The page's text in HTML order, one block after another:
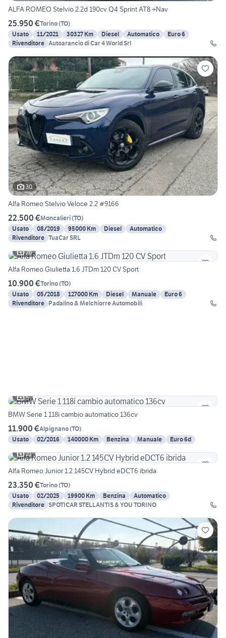
ALFA ROMEO Stelvio 2.2d 190cv Q4 Sprint AT8 +Nav
25.950 €Torino(TO)
Usato
11/2021 30327 Km Diesel Automatico
Euro 6
Rivenditore Autoarancio di Car 4 World Srl
30
Alfa Romeo Stelvio Veloce 2.2 #9166
22.500 €Moncalieri(TO)
Usato
08/2019 95000 Km Diesel
Automatico
Rivenditore TuaCar SRL
26
Alfa Romeo Giulietta 1.6 JTDm 120 CV Sport
10.900 €Torino(TO)
Usato
05/2018 127000 Km Diesel Manuale
Euro 6
Rivenditore Padalino & Melchiorre Automobili
5
BMW Serie 1 118i cambio automatico 136cv
11.900 €Alpignano(TO)
Usato
02/2016 140000 Km Benzina Manuale
Euro 6d
21
Alfa Romeo Junior 1.2 145CV Hybrid eDCT6 ibrida
23.350 €Torino(TO)
Usato
02/2025 19900 Km Benzina
Automatico
Rivenditore SPOTICAR STELLANTIS & YOU TORINO